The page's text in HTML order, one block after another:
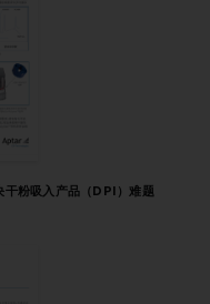
粉吸入产品（DPI）难题